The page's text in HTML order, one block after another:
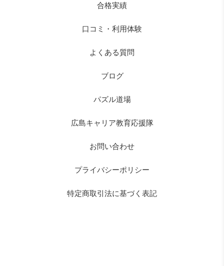
合格実績
口コミ・利用体験
よくある質問
ブログ
パズル道場
広島キャリア教育応援隊
お問い合わせ
プライバシーポリシー
特定商取引法に基づく表記